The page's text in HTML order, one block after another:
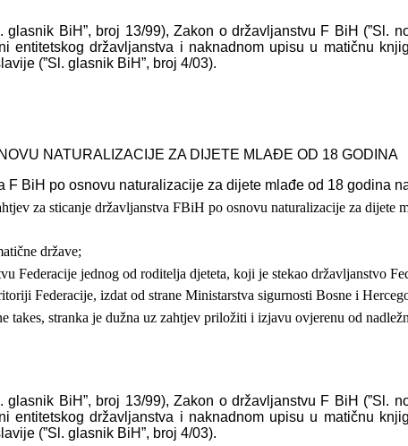
glasnik BiH”, broj 13/99), Zakon o državljanstvu F BiH (”Sl.
entitetskog državljanstva i naknadnom upisu u matičnu
(”Sl. glasnik BiH”, broj 4/03).
NATURALIZACIJE ZA DIJETE MLAĐE OD 18 GODINA
F BiH po osnovu naturalizacije za dijete mlađe od 18 godina
za sticanje državljanstva FBiH po osnovu naturalizacije za dijete
države;
Federacije jednog od roditelja djeteta, koji je stekao državljanstvo
Federacije, izdat od strane Ministarstva sigurnosti Bosne i
takes, stranka je dužna uz zahtjev priložiti i izjavu ovjerenu od
glasnik BiH”, broj 13/99), Zakon o državljanstvu F BiH (”Sl.
entitetskog državljanstva i naknadnom upisu u matičnu
(”Sl. glasnik BiH”, broj 4/03).